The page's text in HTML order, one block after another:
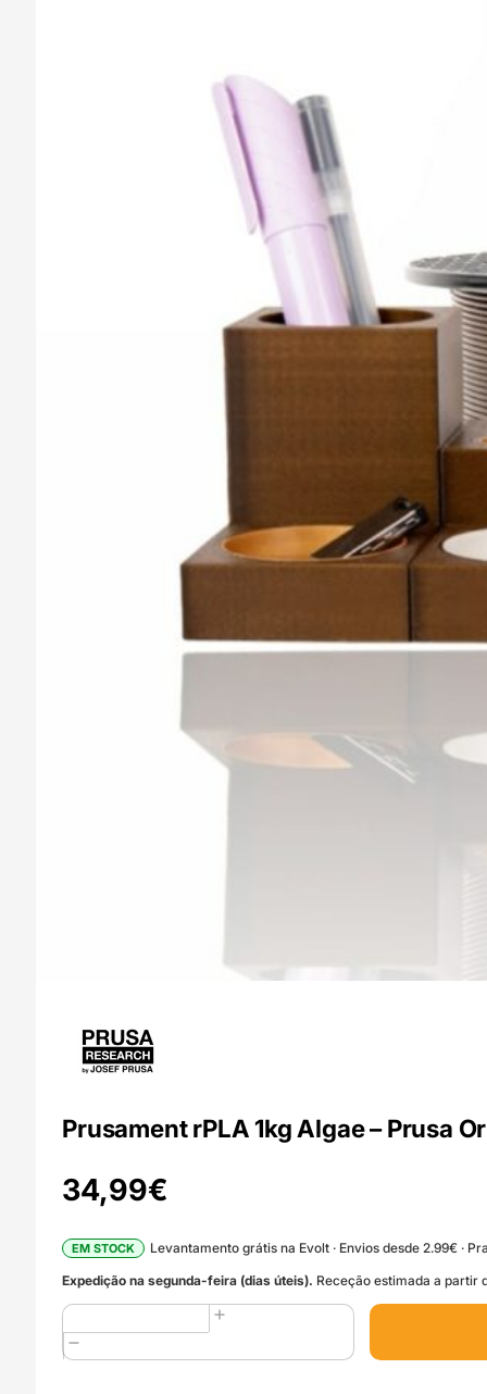
Prusament rPLA 1kg Algae – Prusa
34,99€
EM STOCK
Levantamento grátis na Evolt · Envios desde 2.99€ ·
Expedição na segunda-feira (dias úteis). Receção estimada a partir
Quantidade
de
Prusament